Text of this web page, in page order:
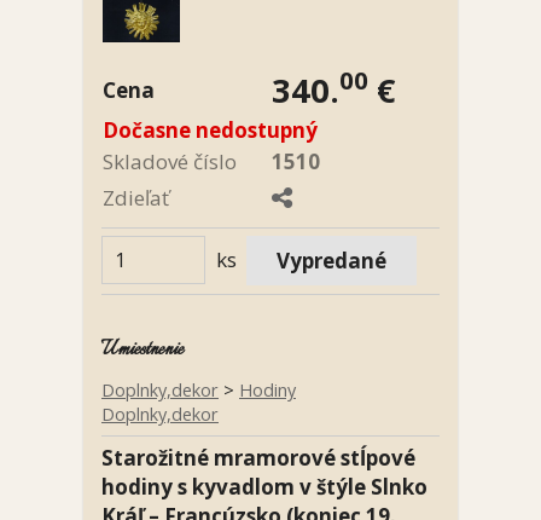
Cena 340.00 €
Dočasne nedostupný
Skladové číslo
1510
Zdieľať
ks
Umiestnenie
Doplnky,dekor > Hodiny
Doplnky,dekor
Starožitné mramorové stĺpové
hodiny s kyvadlom v štýle Slnko